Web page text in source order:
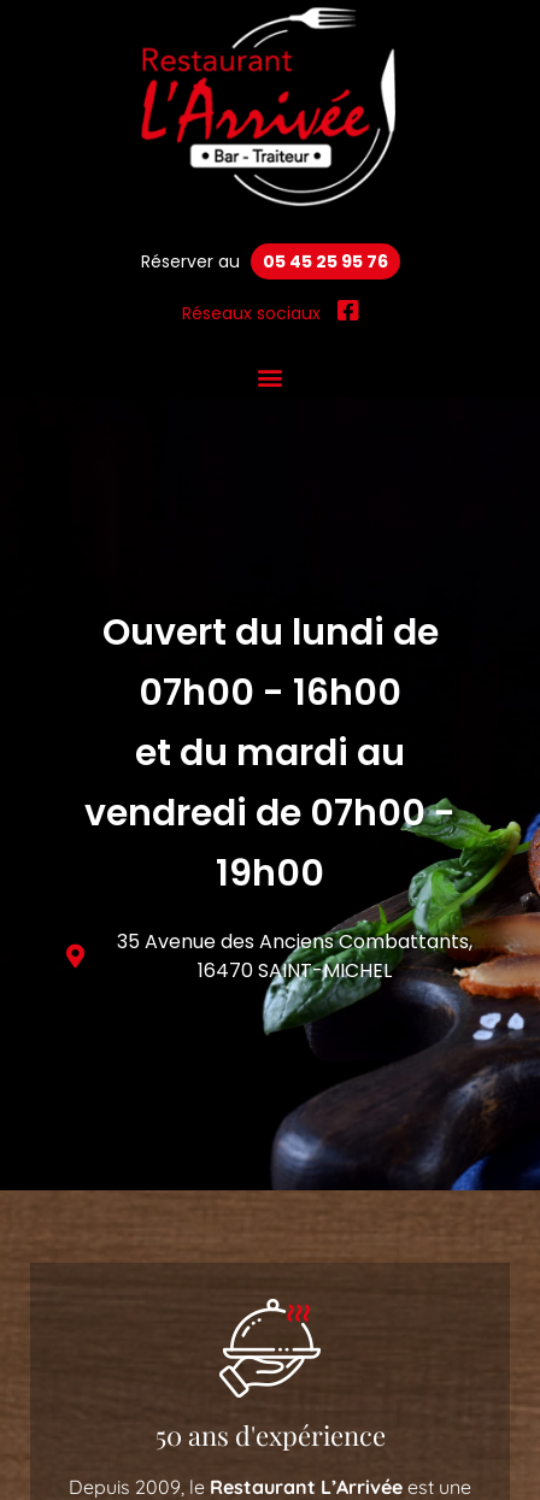
Réserver au 05 45 25 95 76
Réseaux sociaux
Ouvert du lundi de
07h00 - 16h00
et du mardi au
vendredi de 07h00 -
19h00
35 Avenue des Anciens Combattants,
16470 SAINT-MICHEL
50 ans d'expérience
Depuis 2009, le Restaurant L’Arrivée est une